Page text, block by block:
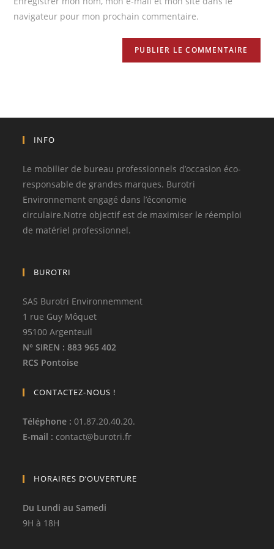
navigateur pour mon prochain commentaire.
INFO
Le mobilier de bureau professionnels d’occasion éco-
responsable de grandes marques. Burotri
Environnement engagé dans l’économie
circulaire.Notre objectif est de maximiser le réemploi
de matériel professionnel.
BUROTRI
SAS Burotri Environnemment
1 rue Guy Môquet
95100 Argenteuil
N° SIREN : 883 965 402
RCS Pontoise
CONTACTEZ-NOUS !
Téléphone :01.87.20.40.20.
E-mail : contact@burotri.fr
HORAIRES D’OUVERTURE
Du Lundi au Samedi
9H à 18H